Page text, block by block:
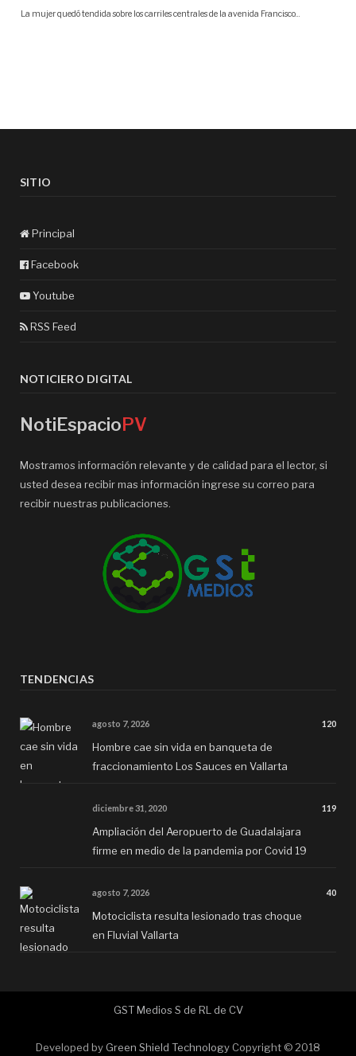
SITIO
Principal
Facebook
Youtube
RSS Feed
NOTICIERO DIGITAL
NotiEspacioPV
Mostramos información relevante y de calidad para el lector, si
usted desea recibir mas información ingrese su correo para
recibir nuestras publicaciones.
TENDENCIAS
agosto 7, 2026 120
Hombre cae sin vida en banqueta de
fraccionamiento Los Sauces en Vallarta
diciembre 31, 2020 119
Ampliación del Aeropuerto de Guadalajara
firme en medio de la pandemia por Covid 19
agosto 7, 2026 40
Motociclista resulta lesionado tras choque
en Fluvial Vallarta
GST Medios S de RL de CV
Developed by Green Shield Technology Copyright © 2018